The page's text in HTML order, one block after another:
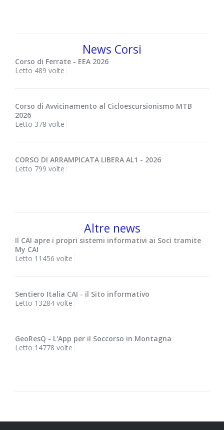
News Corsi
Corso di Ferrate - EEA 2026
Letto 489 volte
Corso di Avvicinamento al Cicloescursionismo MTB
2026
Letto 378 volte
CORSO DI ARRAMPICATA LIBERA AL1 - 2026
Letto 799 volte
Altre news
Il CAI apre i propri sistemi informativi ai Soci tramite
My CAI
Letto 11456 volte
Sentiero Italia CAI - il Sito informativo
Letto 13284 volte
GeoResQ - L'App per il Soccorso in Montagna
Letto 14778 volte